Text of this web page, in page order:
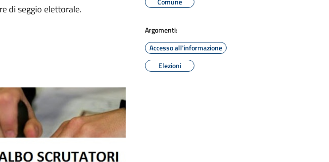
di seggio elettorale.
Argomenti:
Accesso all'informazione
Elezioni